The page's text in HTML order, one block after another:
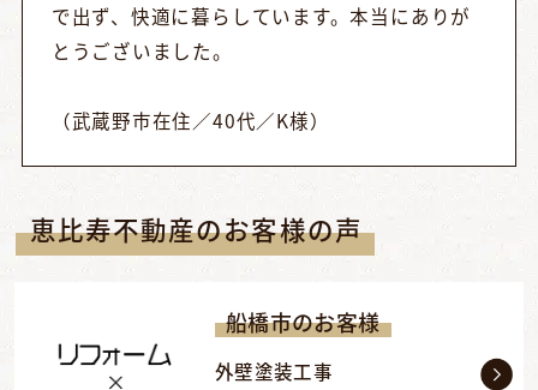
で出ず、快適に暮らしています。本当にありが
とうございました。
（武蔵野市在住／40代／K様）
恵比寿不動産のお客様の声
船橋市のお客様
外壁塗装工事